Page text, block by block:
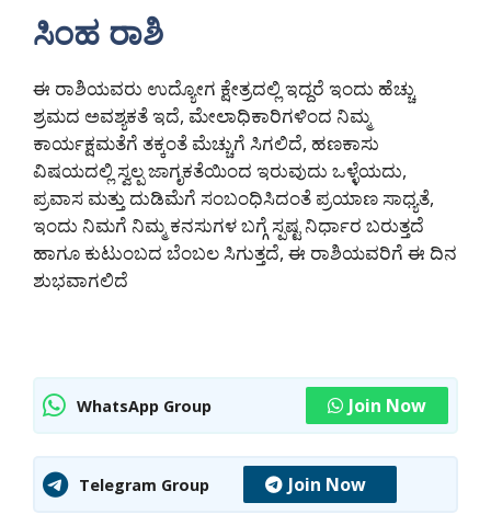
ಸಿಂಹ ರಾಶಿ
ಈ ರಾಶಿಯವರು ಉದ್ಯೋಗ ಕ್ಷೇತ್ರದಲ್ಲಿ ಇದ್ದರೆ ಇಂದು ಹೆಚ್ಚು
ಶ್ರಮದ ಅವಶ್ಯಕತೆ ಇದೆ, ಮೇಲಾಧಿಕಾರಿಗಳಿಂದ ನಿಮ್ಮ
ಕಾರ್ಯಕ್ಷಮತೆಗೆ ತಕ್ಕಂತೆ ಮೆಚ್ಚುಗೆ ಸಿಗಲಿದೆ, ಹಣಕಾಸು
ವಿಷಯದಲ್ಲಿ ಸ್ವಲ್ಪ ಜಾಗೃಕತೆಯಿಂದ ಇರುವುದು ಒಳ್ಳೆಯದು,
ಪ್ರವಾಸ ಮತ್ತು ದುಡಿಮೆಗೆ ಸಂಬಂಧಿಸಿದಂತೆ ಪ್ರಯಾಣ ಸಾಧ್ಯತೆ,
ಇಂದು ನಿಮಗೆ ನಿಮ್ಮ ಕನಸುಗಳ ಬಗ್ಗೆ ಸ್ಪಷ್ಟ ನಿರ್ಧಾರ ಬರುತ್ತದೆ
ಹಾಗೂ ಕುಟುಂಬದ ಬೆಂಬಲ ಸಿಗುತ್ತದೆ, ಈ ರಾಶಿಯವರಿಗೆ ಈ ದಿನ
ಶುಭವಾಗಲಿದೆ
WhatsApp Group Join Now
Telegram Group Join Now